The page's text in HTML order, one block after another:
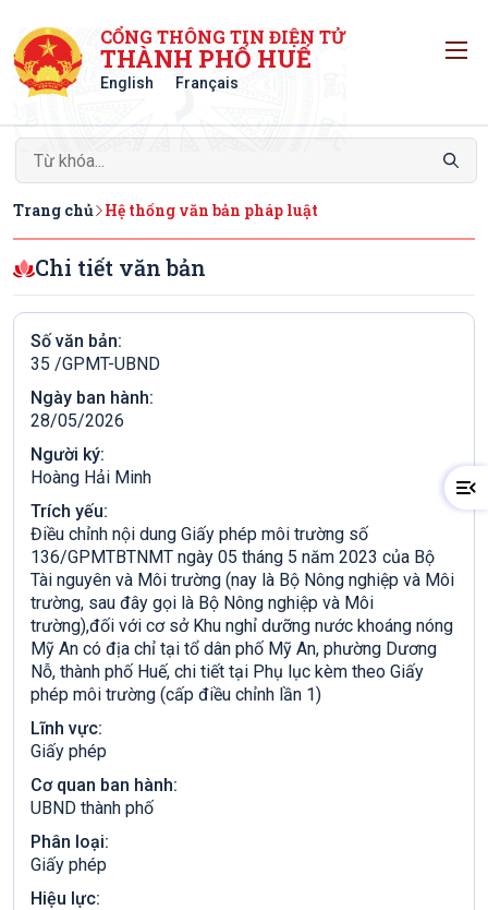
CỔNG THÔNG TIN ĐIỆN TỬ
THÀNH PHỐ HUẾ
English Français
Trang chủ Hệ thống văn bản pháp luật
Chi tiết văn bản
Số văn bản:
35 /GPMT-UBND
Ngày ban hành:
28/05/2026
Người ký:
Hoàng Hải Minh
Trích yếu:
Điều chỉnh nội dung Giấy phép môi trường số
136/GPMTBTNMT ngày 05 tháng 5 năm 2023 của Bộ
Tài nguyên và Môi trường (nay là Bộ Nông nghiệp và Môi
trường, sau đây gọi là Bộ Nông nghiệp và Môi
trường),đối với cơ sở Khu nghỉ dưỡng nước khoáng nóng
Mỹ An có địa chỉ tại tổ dân phố Mỹ An, phường Dương
Nỗ, thành phố Huế, chi tiết tại Phụ lục kèm theo Giấy
phép môi trường (cấp điều chỉnh lần 1)
Lĩnh vực:
Giấy phép
Cơ quan ban hành:
UBND thành phố
Phân loại:
Giấy phép
Hiệu lực: